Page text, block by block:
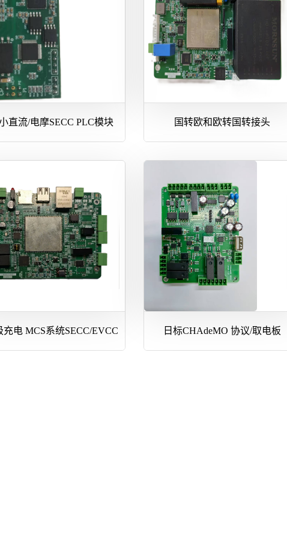
直流/电摩SECC PLC模块 国转欧和欧转国转接头
充电 MCS系统SECC/EVCC 日标CHAdeMO 协议/取电板